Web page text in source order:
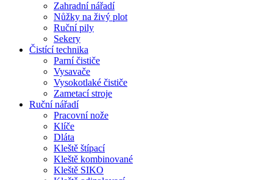
Zahradní nářadí
Nůžky na živý plot
Ruční pily
Sekery
Čistící technika
Parní čističe
Vysavače
Vysokotlaké čističe
Zametací stroje
Ruční nářadí
Pracovní nože
Klíče
Dláta
Kleště štípací
Kleště kombinované
Kleště SIKO